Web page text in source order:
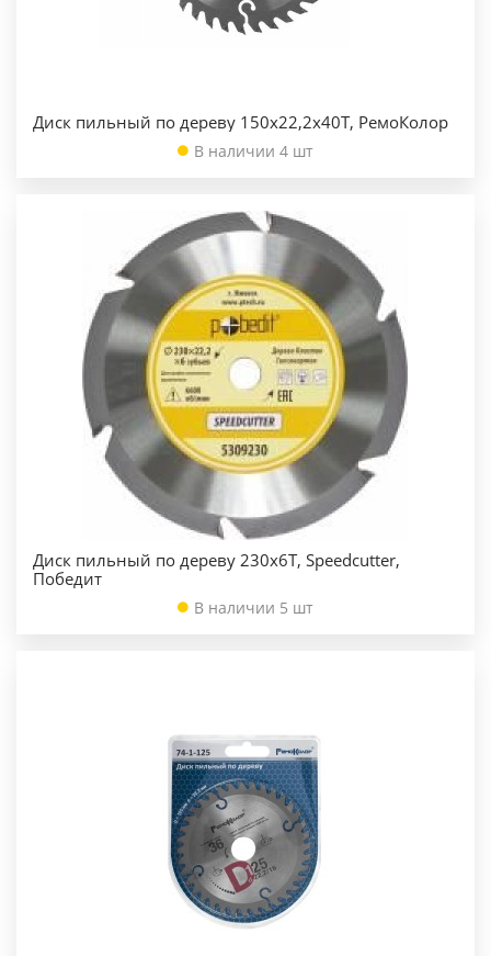
Диск пильный по дереву 150х22,2х40Т, РемоКолор
В наличии 4 шт
Диск пильный по дереву 230х6Т, Speedcutter,
Победит
В наличии 5 шт